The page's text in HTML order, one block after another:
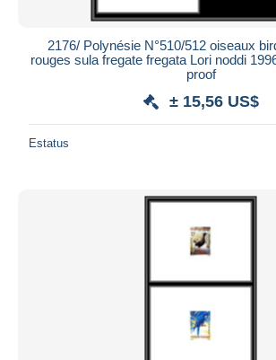
2176/ Polynésie N°510/512 oiseaux
rouges sula fregate fregata Lori noddi
proof
± 15,56 US$
Estatus